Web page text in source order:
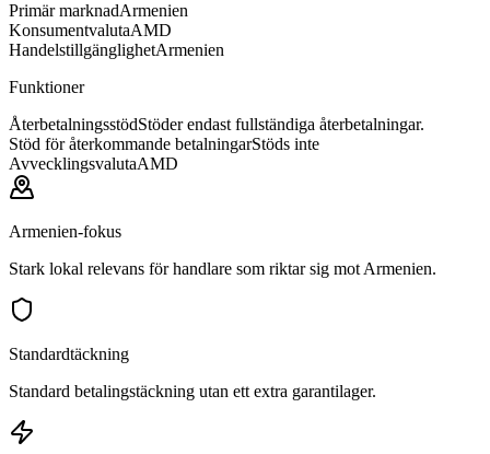
Primär marknadArmenien
KonsumentvalutaAMD
HandelstillgänglighetArmenien
Funktioner
ÅterbetalningsstödStöder endast fullständiga återbetalningar.
Stöd för återkommande betalningarStöds inte
AvvecklingsvalutaAMD
Armenien-fokus
Stark lokal relevans för handlare som riktar sig mot Armenien.
Standardtäckning
Standard betalingstäckning utan ett extra garantilager.